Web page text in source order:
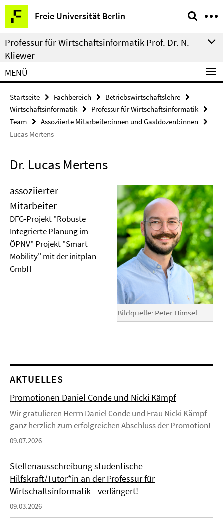
Springe
direkt
zu
Inhalt
Freie Universität Berlin
Service-
Navigation
Professur für Wirtschaftsinformatik Prof. Dr. N.
Kliewer
MENÜ
Startseite Fachbereich
Betriebswirtschaftslehre
Wirtschaftsinformatik
Professur für Wirtschaftsinformatik
Team
Assoziierte Mitarbeiter:innen und Gastdozent:innen
Lucas Mertens
Dr. Lucas Mertens
Bildquelle: Peter Himsel
assoziierter
Mitarbeiter
DFG-Projekt "Robuste
Integrierte Planung im
ÖPNV" Projekt "Smart
Mobility" mit der initplan
GmbH
AKTUELLES
Promotionen Daniel Conde und Nicki Kämpf
Wir gratulieren Herrn Daniel Conde und Frau Nicki Kämpf
ganz herzlich zum erfolgreichen Abschluss der Promotion!
09.07.2026
Stellenausschreibung studentische
Hilfskraft/Tutor*in an der Professur für
Wirtschaftsinformatik - verlängert!
09.03.2026